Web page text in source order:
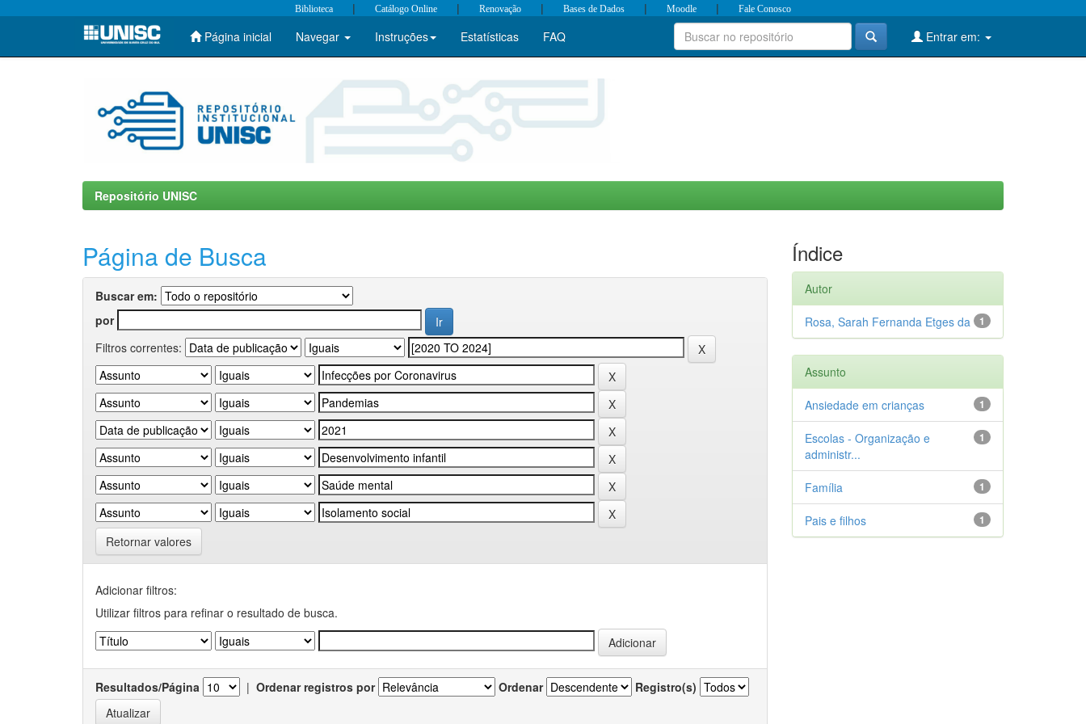
Skip
Biblioteca | Catálogo Online | Renovação | Bases de Dados | Moodle | Fale Conosco
Página inicial Navegar Instruções Estatísticas FAQ Entrar em:
Repositório UNISC
Página de Busca
Buscar em:
por
Filtros correntes:
Retornar valores
Adicionar filtros:
Utilizar filtros para refinar o resultado de busca.
Resultados/Página | Ordenar registros por Ordenar Registro(s)
Índice
Autor
1
Rosa, Sarah Fernanda Etges da
Assunto
1
Ansiedade em crianças
1
Escolas - Organização e
administr...
1
Família
1
Pais e filhos